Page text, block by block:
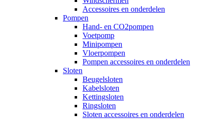
Accessoires en onderdelen
Pompen
Hand- en CO2pompen
Voetpomp
Minipompen
Vloerpompen
Pompen accessoires en onderdelen
Sloten
Beugelsloten
Kabelsloten
Kettingsloten
Ringsloten
Sloten accessoires en onderdelen